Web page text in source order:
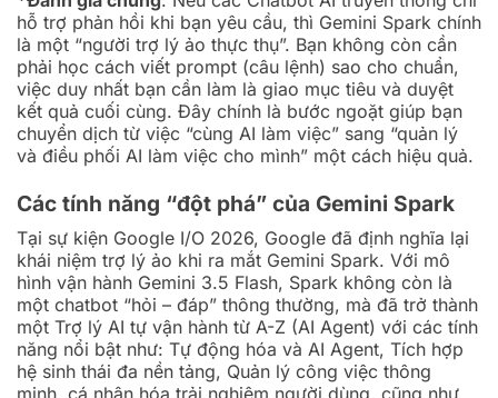
hỗ trợ phản hồi khi bạn yêu cầu, thì Gemini Spark chính
là một “người trợ lý ảo thực thụ”. Bạn không còn cần
phải học cách viết prompt (câu lệnh) sao cho chuẩn,
việc duy nhất bạn cần làm là giao mục tiêu và duyệt
kết quả cuối cùng. Đây chính là bước ngoặt giúp bạn
chuyển dịch từ việc “cùng AI làm việc” sang “quản lý
và điều phối AI làm việc cho mình” một cách hiệu quả.
Các tính năng “đột phá” của Gemini Spark
Tại sự kiện Google I/O 2026, Google đã định nghĩa lại
khái niệm trợ lý ảo khi ra mắt Gemini Spark. Với mô
hình vận hành Gemini 3.5 Flash, Spark không còn là
một chatbot “hỏi – đáp” thông thường, mà đã trở thành
một Trợ lý AI tự vận hành từ A-Z (AI Agent) với các tính
năng nổi bật như: Tự động hóa và AI Agent, Tích hợp
hệ sinh thái đa nền tảng, Quản lý công việc thông